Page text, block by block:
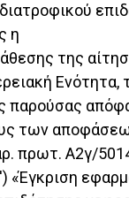
η
της
Ενότητα,
παρούσας
των
πρωτ. Α2γ/
«Έγκριση